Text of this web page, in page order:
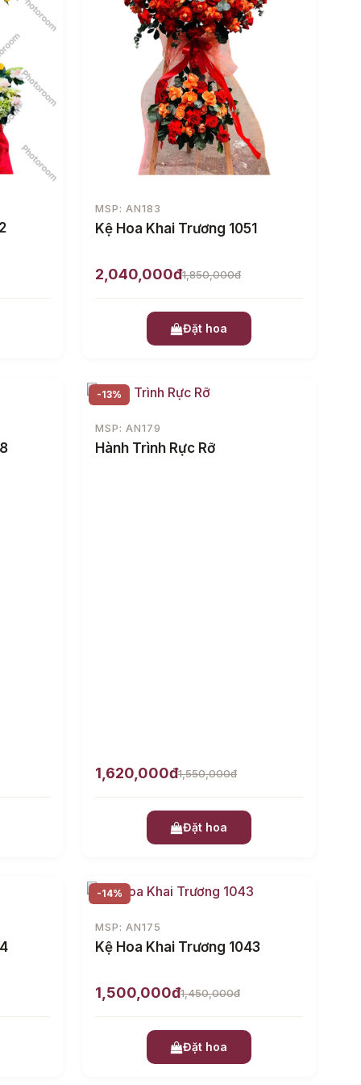
MSP: AN183
Kệ Hoa Khai Trương 1051
2,040,000đ1,850,000đ
Đặt hoa
-13%
MSP: AN179
Hành Trình Rực Rỡ
1,620,000đ1,550,000đ
Đặt hoa
-14%
MSP: AN175
Kệ Hoa Khai Trương 1043
1,500,000đ1,450,000đ
Đặt hoa